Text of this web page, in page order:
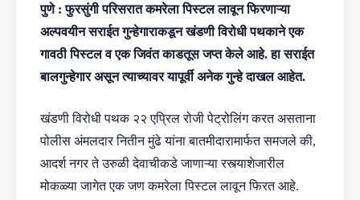
पुणे : फुरसुंगी परिसरात कमरेला पिस्टल लावून फिरणाऱ्या
अल्पवयीन सराईत गुन्हेगाराकडून खंडणी विरोधी पथकाने एक
गावठी पिस्टल व एक जिवंत काडतूस जप्त केले आहे. हा सराईत
बालगुन्हेगार असून त्याच्यावर यापूर्वी अनेक गुन्हे दाखल आहेत.
खंडणी विरोधी पथक २२ एप्रिल रोजी पेट्रोलिंग करत असताना
पोलीस अंमलदार नितीन मुंढे यांना बातमीदारामार्फत समजले की,
आदर्श नगर ते उरुळी देवाचीकडे जाणाऱ्या रस्त्याशेजारील
मोकळ्या जागेत एक जण कमरेला पिस्टल लावून फिरत आहे.